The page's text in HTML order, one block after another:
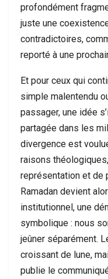
profondément
juste une
contradictoires,
reporté à une
Et pour ceux qui
simple malentendu
passager, une idée
partagée dans les
divergence est
raisons
représentation et de
Ramadan devient
institutionnel, une
symbolique : nous
jeûner séparément.
croissant de lune,
publie le